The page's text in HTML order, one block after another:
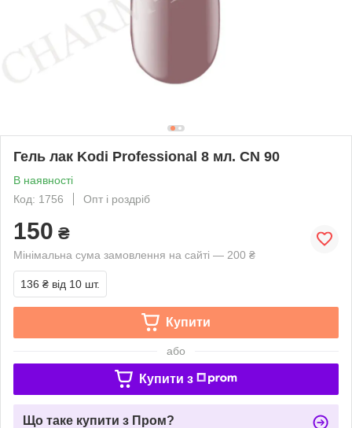
Гель лак Kodi Professional 8 мл. CN 90
В наявності
Код: 1756
Опт і роздріб
150 ₴
Мінімальна сума замовлення на сайті — 200 ₴
136 ₴ від 10 шт.
Купити
або
Купити з
Що таке купити з Пром?